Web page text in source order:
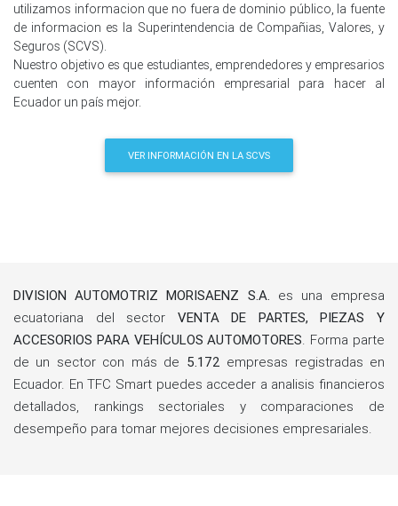
utilizamos informacion que no fuera de dominio público, la fuente
de informacion es la Superintendencia de Compañias, Valores, y
Seguros (SCVS).
Nuestro objetivo es que estudiantes, emprendedores y empresarios
cuenten con mayor información empresarial para hacer al
Ecuador un país mejor.
VER INFORMACIÓN EN LA SCVS
DIVISION AUTOMOTRIZ MORISAENZ S.A. es una empresa
ecuatoriana del sector VENTA DE PARTES, PIEZAS Y
ACCESORIOS PARA VEHÍCULOS AUTOMOTORES. Forma parte
de un sector con más de 5.172 empresas registradas en
Ecuador. En TFC Smart puedes acceder a analisis financieros
detallados, rankings sectoriales y comparaciones de
desempeño para tomar mejores decisiones empresariales.